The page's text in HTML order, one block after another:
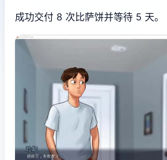
成功交付 8 次比萨饼并等待 5 天。